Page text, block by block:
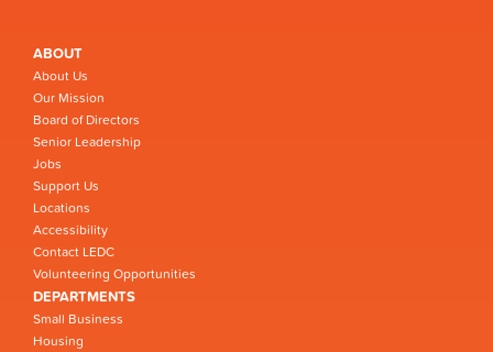
ABOUT
About Us
Our Mission
Board of Directors
Senior Leadership
Jobs
Support Us
Locations
Accessibility
Contact LEDC
Volunteering Opportunities
DEPARTMENTS
Small Business
Housing